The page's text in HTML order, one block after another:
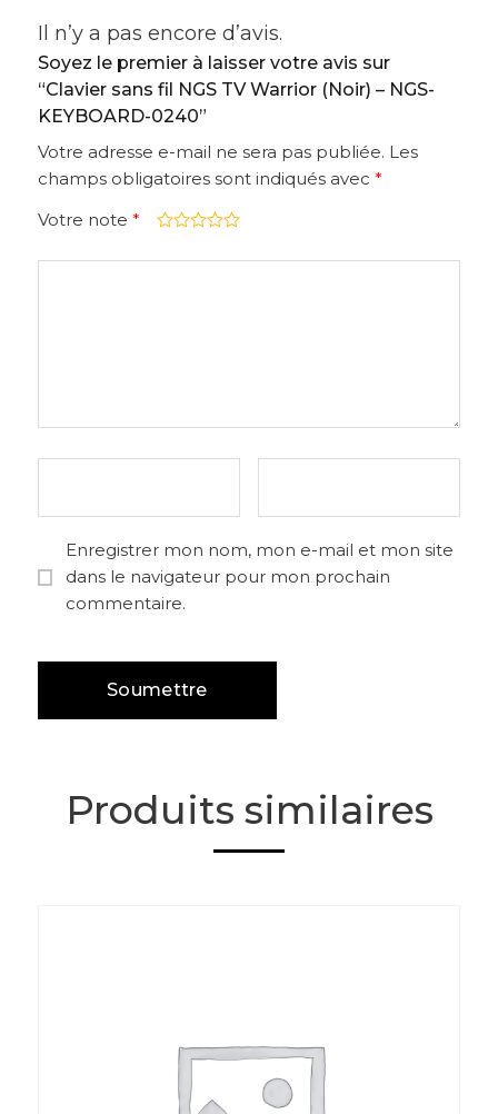
Il n’y a pas encore d’avis.
Soyez le premier à laisser votre avis sur
“Clavier sans fil NGS TV Warrior (Noir) – NGS-
KEYBOARD-0240”
Votre adresse e-mail ne sera pas publiée. Les
champs obligatoires sont indiqués avec *
Votre note *
Enregistrer mon nom, mon e-mail et mon site
dans le navigateur pour mon prochain
commentaire.
Produits similaires